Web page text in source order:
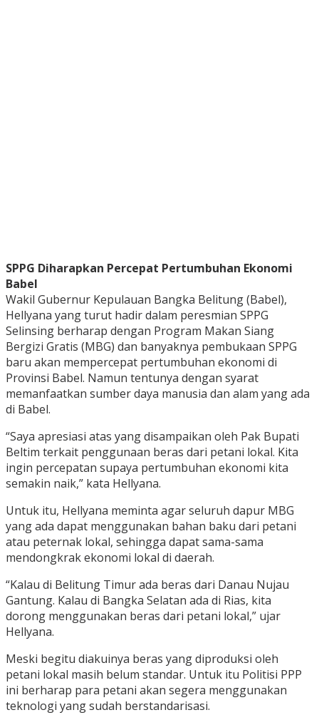
SPPG Diharapkan Percepat Pertumbuhan Ekonomi
Babel
Wakil Gubernur Kepulauan Bangka Belitung (Babel),
Hellyana yang turut hadir dalam peresmian SPPG
Selinsing berharap dengan Program Makan Siang
Bergizi Gratis (MBG) dan banyaknya pembukaan SPPG
baru akan mempercepat pertumbuhan ekonomi di
Provinsi Babel. Namun tentunya dengan syarat
memanfaatkan sumber daya manusia dan alam yang ada
di Babel.
“Saya apresiasi atas yang disampaikan oleh Pak Bupati
Beltim terkait penggunaan beras dari petani lokal. Kita
ingin percepatan supaya pertumbuhan ekonomi kita
semakin naik,” kata Hellyana.
Untuk itu, Hellyana meminta agar seluruh dapur MBG
yang ada dapat menggunakan bahan baku dari petani
atau peternak lokal, sehingga dapat sama-sama
mendongkrak ekonomi lokal di daerah.
“Kalau di Belitung Timur ada beras dari Danau Nujau
Gantung. Kalau di Bangka Selatan ada di Rias, kita
dorong menggunakan beras dari petani lokal,” ujar
Hellyana.
Meski begitu diakuinya beras yang diproduksi oleh
petani lokal masih belum standar. Untuk itu Politisi PPP
ini berharap para petani akan segera menggunakan
teknologi yang sudah berstandarisasi.